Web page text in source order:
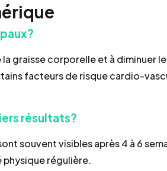
graisse corporelle et à diminuer
facteurs de risque cardio-
résultats?
souvent visibles après 4 à 6
physique régulière.